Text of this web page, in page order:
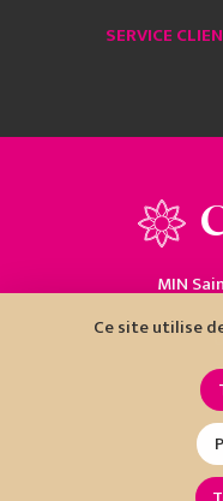
SERVICE
MIN
Ce site utilise